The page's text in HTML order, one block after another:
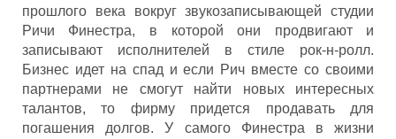
прошлого века вокруг звукозаписывающей студии
Ричи Финестра, в которой они продвигают и
записывают исполнителей в стиле рок-н-ролл.
Бизнес идет на спад и если Рич вместе со своими
партнерами не смогут найти новых интересных
талантов, то фирму придется продавать для
погашения долгов. У самого Финестра в жизни